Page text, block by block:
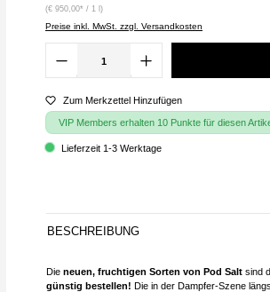
(€ 950,00* / 1 l)
Preise inkl. MwSt. zzgl. Versandkosten
Zum Merkzettel Hinzufügen
VIP Members erhalten 10 Punkte für diesen
Lieferzeit 1-3 Werktage
BESCHREIBUNG
Die neuen, fruchtigen Sorten von Pod Salt sind
günstig bestellen! Die in der Dampfer-Szene